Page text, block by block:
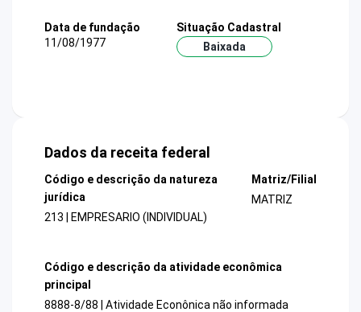
Data de fundação
11/08/1977
Situação Cadastral
Baixada
Dados da receita federal
Código e descrição da natureza
jurídica
213 | EMPRESARIO (INDIVIDUAL)
Matriz/Filial
MATRIZ
Código e descrição da atividade econômica
principal
8888-8/88 | Atividade Econônica não informada